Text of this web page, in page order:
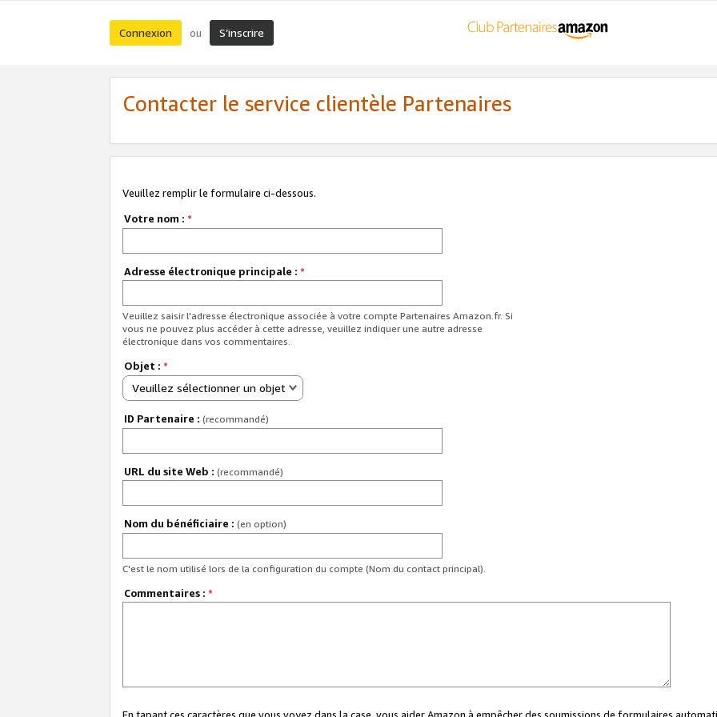
Connexion ou S’inscrire
Contacter le service clientèle Partenaires
Veuillez remplir le formulaire ci-dessous.
Votre nom : *
Adresse électronique principale : *
Veuillez saisir l'adresse électronique associée à votre compte Partenaires Amazon.fr. Si
vous ne pouvez plus accéder à cette adresse, veuillez indiquer une autre adresse
électronique dans vos commentaires.
Objet : *
Veuillez sélectionner un objet
ID Partenaire : (recommandé)
URL du site Web : (recommandé)
Nom du bénéficiaire : (en option)
C'est le nom utilisé lors de la configuration du compte (Nom du contact principal).
Commentaires : *